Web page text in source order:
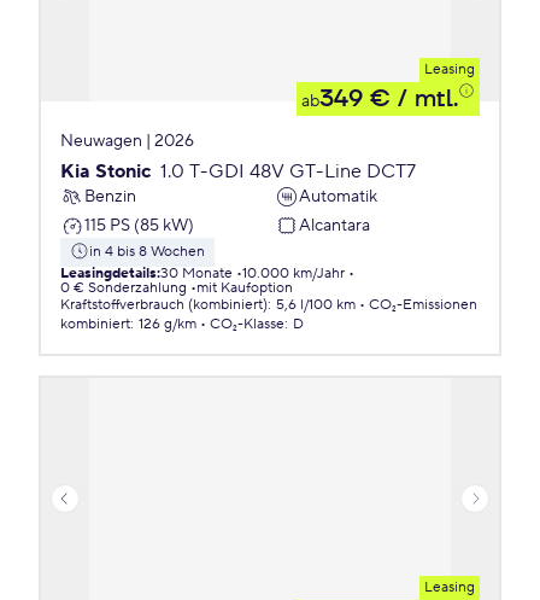
Leasing
ab349 € / mtl.
Neuwagen | 2026
Kia Stonic 1.0 T-GDI 48V GT-Line DCT7
Benzin
Automatik
115 PS (85 kW)
Alcantara
in 4 bis 8 Wochen
Leasingdetails:30 Monate 10.000 km/Jahr
0 € Sonderzahlung
mit Kaufoption
Kraftstoffverbrauch (kombiniert): 5,6 l/100 km
CO₂-Emissionen
kombiniert: 126 g/km CO₂-Klasse: D
Leasing